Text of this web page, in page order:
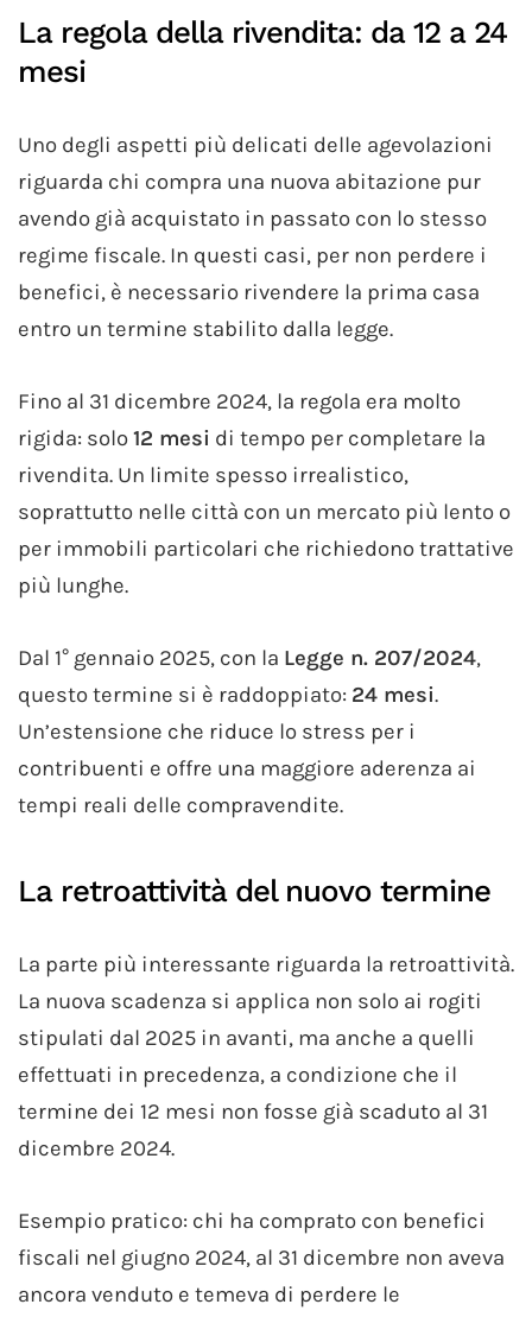
La regola della rivendita: da 12 a 24
mesi
Uno degli aspetti più delicati delle agevolazioni
riguarda chi compra una nuova abitazione pur
avendo già acquistato in passato con lo stesso
regime fiscale. In questi casi, per non perdere i
benefici, è necessario rivendere la prima casa
entro un termine stabilito dalla legge.
Fino al 31 dicembre 2024, la regola era molto
rigida: solo12 mesi di tempo per completare la
rivendita. Un limite spesso irrealistico,
soprattutto nelle città con un mercato più lento o
per immobili particolari che richiedono trattative
più lunghe.
Dal 1° gennaio 2025, con la Legge n. 207/2024,
questo termine si è raddoppiato: 24 mesi.
Un’estensione che riduce lo stress per i
contribuenti e offre una maggiore aderenza ai
tempi reali delle compravendite.
La retroattività del nuovo termine
La parte più interessante riguarda la retroattività.
La nuova scadenza si applica non solo ai rogiti
stipulati dal 2025 in avanti, ma anche a quelli
effettuati in precedenza, a condizione che il
termine dei 12 mesi non fosse già scaduto al 31
dicembre 2024.
Esempio pratico: chi ha comprato con benefici
fiscali nel giugno 2024, al 31 dicembre non aveva
ancora venduto e temeva di perdere le